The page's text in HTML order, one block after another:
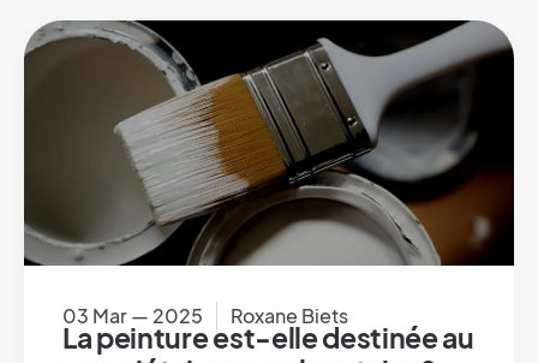
03 Mar — 2025 Roxane Biets
La peinture est-elle destinée au